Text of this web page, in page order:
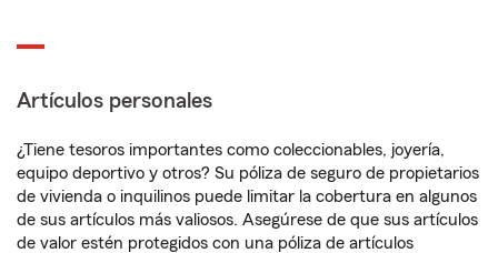
Artículos personales
¿Tiene tesoros importantes como coleccionables, joyería,
equipo deportivo y otros? Su póliza de seguro de propietarios
de vivienda o inquilinos puede limitar la cobertura en algunos
de sus artículos más valiosos. Asegúrese de que sus artículos
de valor estén protegidos con una póliza de artículos